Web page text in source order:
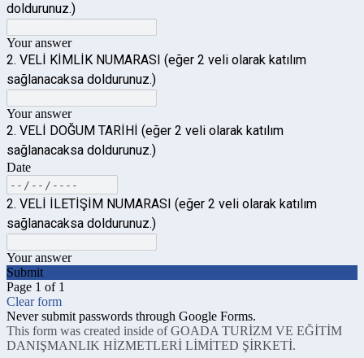
doldurunuz.)
Your answer
2. VELİ KİMLİK NUMARASI (eğer 2 veli olarak katılım
sağlanacaksa doldurunuz.)
Your answer
2. VELİ DOĞUM TARİHİ (eğer 2 veli olarak katılım
sağlanacaksa doldurunuz.)
Date
2. VELİ İLETİŞİM NUMARASI (eğer 2 veli olarak katılım
sağlanacaksa doldurunuz.)
Your answer
Submit
Page 1 of 1
Clear form
Never submit passwords through Google Forms.
This form was created inside of GOADA TURİZM VE EĞİTİM
DANIŞMANLIK HİZMETLERİ LİMİTED ŞİRKETİ.